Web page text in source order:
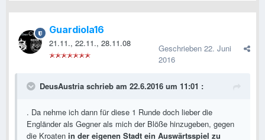
Guardiola16
21.11., 22.11., 28.11.08 Geschrieben 22. Juni
2016
DeusAustria schrieb am 22.6.2016 um 11:01 :
. Da nehme ich dann für diese 1 Runde doch lieber die
Engländer als Gegner als mich der Blöße hinzugeben, gegen
die Kroaten in der eigenen Stadt ein Auswärtsspiel zu